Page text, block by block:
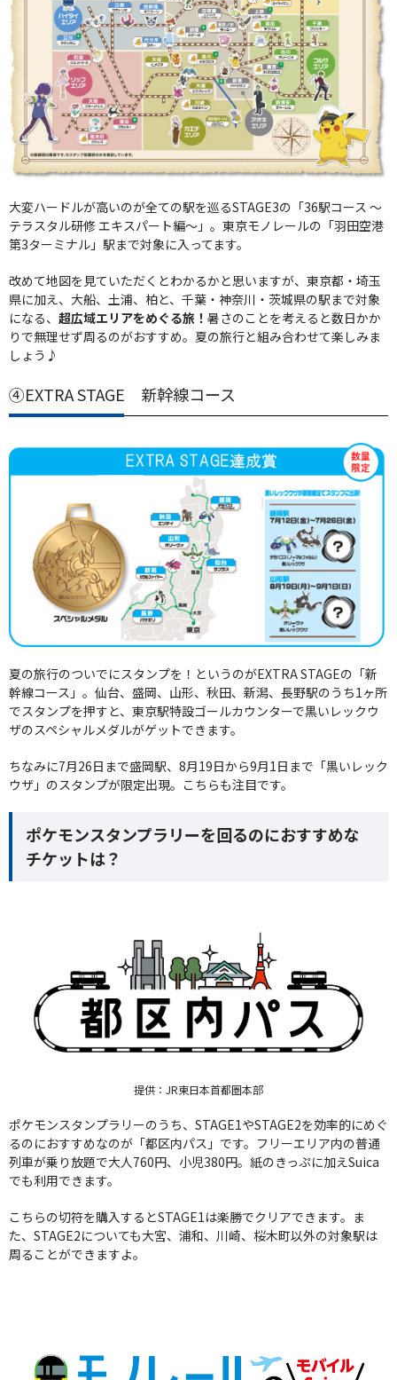
大変ハードルが高いのが全ての駅を巡るSTAGE3の「36駅コース ～
テラスタル研修 エキスパート編～」。東京モノレールの「羽田空港
第3ターミナル」駅まで対象に入ってます。
改めて地図を見ていただくとわかるかと思いますが、東京都・埼玉
県に加え、大船、土浦、柏と、千葉・神奈川・茨城県の駅まで対象
になる、 超広域エリアをめぐる旅！ 暑さのことを考えると数日かか
りで無理せず周るのがおすすめ。夏の旅行と組み合わせて楽しみま
しょう♪
④EXTRA STAGE 新幹線コース
夏の旅行のついでにスタンプを！というのがEXTRA STAGEの「新
幹線コース」。仙台、盛岡、山形、秋田、新潟、長野駅のうち1ヶ所
でスタンプを押すと、東京駅特設ゴールカウンターで黒いレックウ
ザのスペシャルメダルがゲットできます。
ちなみに7月26日まで盛岡駅、8月19日から9月1日まで「黒いレック
ウザ」のスタンプが限定出現。こちらも注目です。
ポケモンスタンプラリーを回るのにおすすめな
チケットは？
提供：JR東日本首都圏本部
ポケモンスタンプラリーのうち、STAGE1やSTAGE2を効率的にめぐ
るのにおすすめなのが「都区内パス」です。フリーエリア内の普通
列車が乗り放題で大人760円、小児380円。紙のきっぷに加えSuica
でも利用できます。
こちらの切符を購入するとSTAGE1は楽勝でクリアできます。ま
た、STAGE2についても大宮、浦和、川崎、桜木町以外の対象駅は
周ることができますよ。